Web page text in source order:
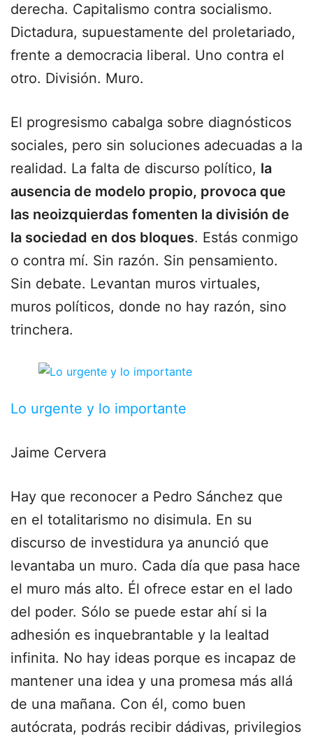
derecha. Capitalismo contra socialismo.
Dictadura, supuestamente del proletariado,
frente a democracia liberal. Uno contra el
otro. División. Muro.
El progresismo cabalga sobre diagnósticos
sociales, pero sin soluciones adecuadas a la
realidad. La falta de discurso político, la
ausencia de modelo propio, provoca que
las neoizquierdas fomenten la división de
la sociedad en dos bloques. Estás conmigo
o contra mí. Sin razón. Sin pensamiento.
Sin debate. Levantan muros virtuales,
muros políticos, donde no hay razón, sino
trinchera.
Lo urgente y lo importante
Jaime Cervera
Hay que reconocer a Pedro Sánchez que
en el totalitarismo no disimula. En su
discurso de investidura ya anunció que
levantaba un muro. Cada día que pasa hace
el muro más alto. Él ofrece estar en el lado
del poder. Sólo se puede estar ahí si la
adhesión es inquebrantable y la lealtad
infinita. No hay ideas porque es incapaz de
mantener una idea y una promesa más allá
de una mañana. Con él, como buen
autócrata, podrás recibir dádivas, privilegios